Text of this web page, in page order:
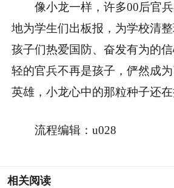
像小龙一样，许多00后官
地为学生们出板报，为学校清
孩子们热爱国防、奋发有为的
轻的官兵不再是孩子，俨然成
英雄，小龙心中的那粒种子还
流程编辑：u028
相关阅读